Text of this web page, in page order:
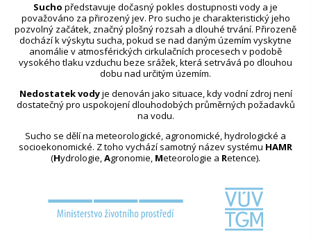
Sucho představuje dočasný pokles dostupnosti vody a je
považováno za přirozený jev. Pro sucho je charakteristický jeho
pozvolný začátek, značný plošný rozsah a dlouhé trvání. Přirozeně
dochází k výskytu sucha, pokud se nad daným územím vyskytne
anomálie v atmosférických cirkulačních procesech v podobě
vysokého tlaku vzduchu beze srážek, která setrvává po dlouhou
dobu nad určitým územím.
Nedostatek vodyje definován jako situace, kdy vodní zdroj není
dostatečný pro uspokojení dlouhodobých průměrných požadavků
na vodu.
Sucho se dělí na meteorologické, agronomické, hydrologické a
socioekonomické. Z toho vychází samotný název systému HAMR
(Hydrologie,Agronomie, Meteorologie a Retence).